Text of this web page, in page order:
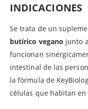
INDICACIONES
Se trata de un
butírico vegano junto
funcionan
intestinal de las
la fórmula de
células que habitan